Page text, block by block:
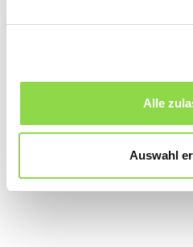
Alle
Auswahl
Die Multimediasteckdose vereint alle Ansprüche.